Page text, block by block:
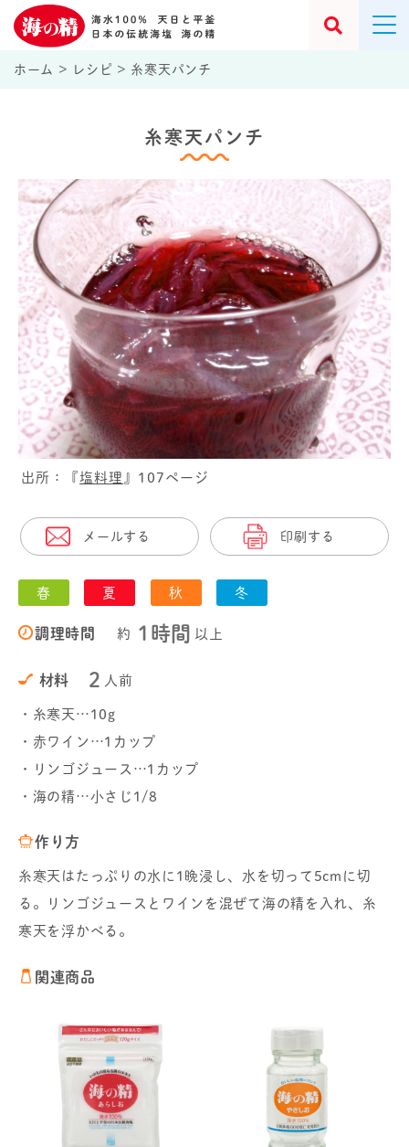
ホーム > レシピ > 糸寒天パンチ
糸寒天パンチ
出所：『塩料理 』107ページ
メールする 印刷する
春 夏 秋 冬
調理時間 約 1時間 以上
材料 2 人前
・糸寒天…10g
・赤ワイン…1カップ
・リンゴジュース…1カップ
・海の精…小さじ1/8
作り方
糸寒天はたっぷりの水に1晩浸し、水を切って5cmに切
る。リンゴジュースとワインを混ぜて海の精を入れ、糸
寒天を浮かべる。
関連商品